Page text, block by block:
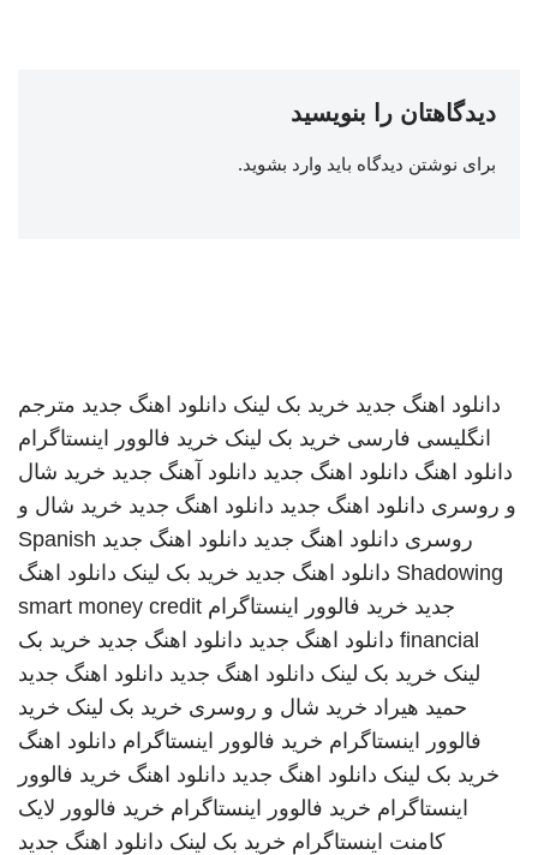
دیدگاهتان را بنویسید
برای نوشتن دیدگاه باید وارد بشوید.
دانلود اهنگ جدید خرید بک لینک دانلود اهنگ جدید مترجم
انگلیسی فارسی خرید بک لینک خرید فالوور اینستاگرام
دانلود اهنگ دانلود اهنگ جدید دانلود آهنگ جدید خرید شال
و روسری دانلود اهنگ جدید دانلود اهنگ جدید خرید شال و
روسری دانلود اهنگ جدید دانلود اهنگ جدید Spanish
Shadowing دانلود اهنگ جدید خرید بک لینک دانلود اهنگ
جدید خرید فالوور اینستاگرام smart money credit
financial دانلود اهنگ جدید دانلود اهنگ جدید خرید بک
لینک خرید بک لینک دانلود اهنگ جدید دانلود اهنگ جدید
حمید هیراد خرید شال و روسری خرید بک لینک خرید
فالوور اینستاگرام خرید فالوور اینستاگرام دانلود اهنگ
خرید بک لینک دانلود اهنگ جدید دانلود اهنگ خرید فالوور
اینستاگرام خرید فالوور اینستاگرام خرید فالوور لایک
کامنت اینستاگرام خرید بک لینک دانلود اهنگ جدید